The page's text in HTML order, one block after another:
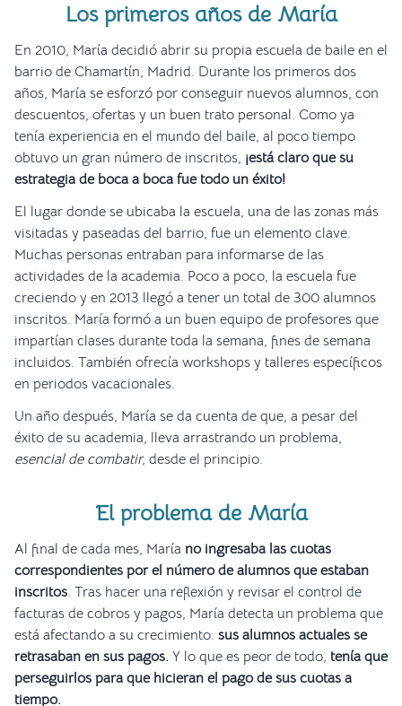
Los primeros años de María
En 2010, María decidió abrir su propia escuela de baile en el
barrio de Chamartín, Madrid. Durante los primeros dos
años, María se esforzó por conseguir nuevos alumnos, con
descuentos, ofertas y un buen trato personal. Como ya
tenía experiencia en el mundo del baile, al poco tiempo
obtuvo un gran número de inscritos, ¡está claro que su
estrategia de boca a boca fue todo un éxito!
El lugar donde se ubicaba la escuela, una de las zonas más
visitadas y paseadas del barrio, fue un elemento clave.
Muchas personas entraban para informarse de las
actividades de la academia. Poco a poco, la escuela fue
creciendo y en 2013 llegó a tener un total de 300 alumnos
inscritos. María formó a un buen equipo de profesores que
impartían clases durante toda la semana, fines de semana
incluidos. También ofrecía workshops y talleres específicos
en periodos vacacionales.
Un año después, María se da cuenta de que, a pesar del
éxito de su academia, lleva arrastrando un problema,
esencial de combatir, desde el principio.
El problema de María
Al final de cada mes, María no ingresaba las cuotas
correspondientes por el número de alumnos que estaban
inscritos. Tras hacer una reflexión y revisar el control de
facturas de cobros y pagos, María detecta un problema que
está afectando a su crecimiento: sus alumnos actuales se
retrasaban en sus pagos. Y lo que es peor de todo, tenía que
perseguirlos para que hicieran el pago de sus cuotas a
tiempo.